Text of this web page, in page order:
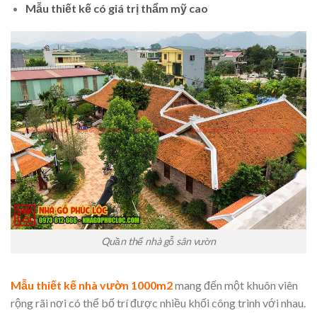
Mẫu thiết kế có giá trị thẩm mỹ cao
Quần thể nhà gỗ sân vườn
Mẫu thiết kế nhà vườn 1000m2mang đến một khuôn viên
rộng rãi nơi có thể bố trí được nhiều khối công trình với nhau.